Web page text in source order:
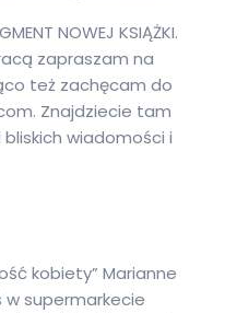
NOWEJ KSIĄŻKI.
zapraszam na
też zachęcam do
Znajdziecie tam
wiadomości i
kobiety” Marianne
w supermarkecie